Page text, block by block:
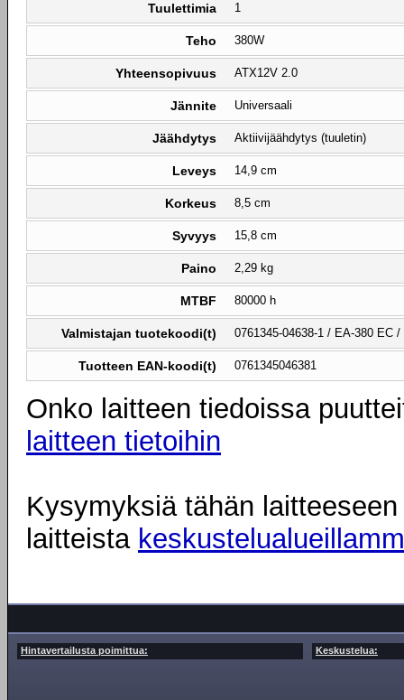
Tuulettimia 1
Teho 380W
Yhteensopivuus ATX12V 2.0
Jännite Universaali
Jäähdytys Aktiivijäähdytys (tuuletin)
Leveys 14,9 cm
Korkeus 8,5 cm
Syvyys 15,8 cm
Paino 2,29 kg
MTBF 80000 h
Valmistajan tuotekoodi(t) 0761345-04638-1 / EA-380 EC /
Tuotteen EAN-koodi(t) 0761345046381
Onko laitteen tiedoissa
laitteen tietoihin
Kysymyksiä tähän
laitteista
Hintavertailusta poimittua: Keskustelua: